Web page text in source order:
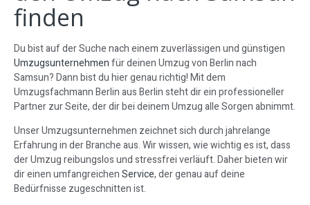
finden
Du bist auf der Suche nach einem zuverlässigen und günstigen
Umzugsunternehmenfür deinen Umzug von Berlin nach
Samsun? Dann bist du hier genau richtig! Mit dem
Umzugsfachmann Berlin aus Berlin steht dir ein professioneller
Partner zur Seite, der dir bei deinem Umzug alle Sorgen abnimmt.
Unser Umzugsunternehmen zeichnet sich durch jahrelange
Erfahrung in der Branche aus. Wir wissen, wie wichtig es ist, dass
der Umzug reibungslos und stressfrei verläuft. Daher bieten wir
dir einen umfangreichenService, der genau auf deine
Bedürfnisse zugeschnitten ist.